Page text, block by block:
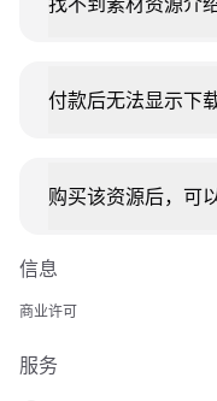
付款后无法显示下
购买该资源后，可
信息
商业许可
服务